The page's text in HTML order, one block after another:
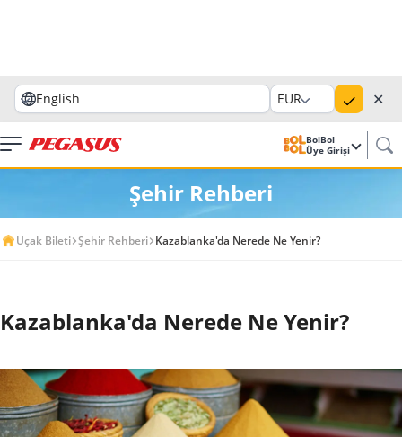
English EUR ✕
BolBol
Üye Girişi
Şehir Rehberi
Uçak Bileti Şehir Rehberi Kazablanka'da Nerede Ne Yenir?
Kazablanka'da Nerede Ne Yenir?